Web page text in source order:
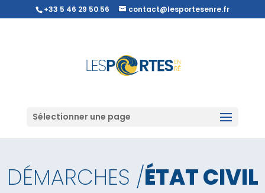
+33 5 46 29 50 56 contact@lesportesenre.fr
Sélectionner une page
DÉMARCHES /ÉTAT CIVIL